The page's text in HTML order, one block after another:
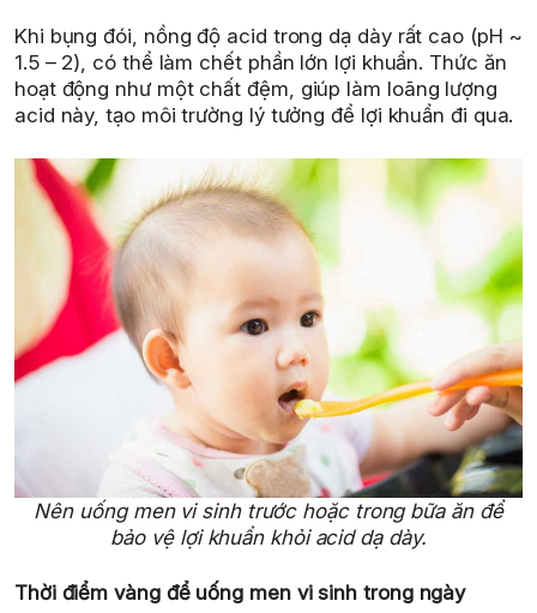
Khi bụng đói, nồng độ acid trong dạ dày rất cao (pH ~
1.5 – 2), có thể làm chết phần lớn lợi khuẩn. Thức ăn
hoạt động như một chất đệm, giúp làm loãng lượng
acid này, tạo môi trường lý tưởng để lợi khuẩn đi qua.
Nên uống men vi sinh trước hoặc trong bữa ăn để
bảo vệ lợi khuẩn khỏi acid dạ dày.
Thời điểm vàng để uống men vi sinh trong ngày